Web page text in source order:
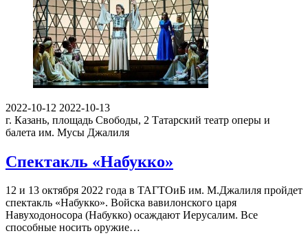
2022-10-12 2022-10-13
г. Казань, площадь Свободы, 2 Татарский театр оперы и
балета им. Мусы Джалиля
Спектакль «Набукко»
12 и 13 октября 2022 года в ТАГТОиБ им. М.Джалиля пройдет
спектакль «Набукко». Войска вавилонского царя
Навуходоносора (Набукко) осаждают Иерусалим. Все
способные носить оружие…